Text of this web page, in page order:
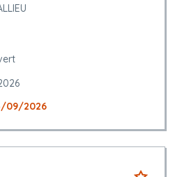
09/2026